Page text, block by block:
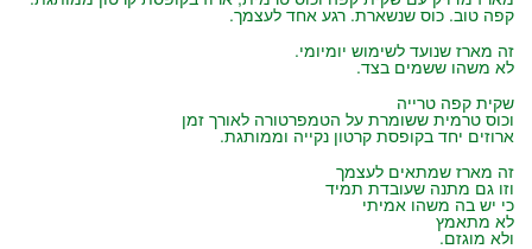
קפה טוב. כוס שנשארת. רגע אחד לעצמך.
זה מארז שנועד לשימוש יומיומי.
לא משהו ששמים בצד.
שקית קפה טרייה
וכוס טרמית ששומרת על הטמפרטורה לאורך זמן
ארוזים יחד בקופסת קרטון נקייה וממותגת.
זה מארז שמתאים לעצמך
וזו גם מתנה שעובדת תמיד
כי יש בה משהו אמיתי
לא מתאמץ
ולא מוגזם.